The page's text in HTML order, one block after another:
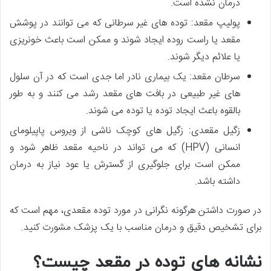
پولیپ مقعد: توده های غیر سرطانی که می توانند در پوشش
مقعد یا راست روده ایجاد شوند و ممکن است باعث خونریزی
یا علائم دیگر شوند.
سرطان مقعد: یک بیماری نادر اما جدی است که در آن سلول
های غیر طبیعی در بافت های مقعد رشد می کنند و به طور
بالقوه باعث ایجاد توده یا توده می شوند.
زگیل مقعدی: زگیل های کوچک ناشی از ویروس پاپیلومای
انسانی (HPV) که می تواند در ناحیه مقعد ظاهر شود و
ممکن است برای جلوگیری از گسترش یا عود نیاز به درمان
داشته باشد.
در صورت داشتن هرگونه نگرانی در مورد توده مقعدی، مهم است که
برای تشخیص دقیق و درمان مناسب با یک پزشک مشورت کنید.
نشانه های توده در مقعد چیست؟